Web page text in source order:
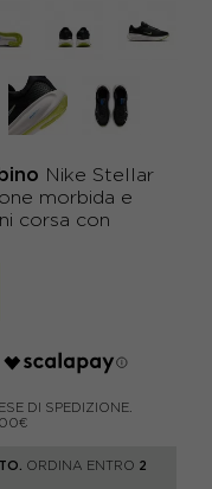
Nike Stellar
morbida e
corsa con
DI SPEDIZIONE.
ORDINA ENTRO 2